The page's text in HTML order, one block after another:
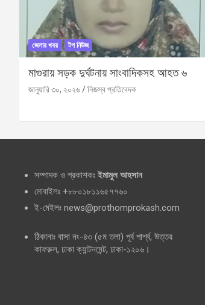
জেলার খবর টপ নিউজ
মাগুরায় সড়ক দুর্ঘটনায় সাংবাদিকসহ আহত ৬
জানুয়ারি ৩০, ২০২৬ নিজস্ব প্রতিবেদক
সম্পাদক ও প্রকাশকঃ ইমামুল আহসান
মোবাইলঃ +৮৮০১৮১১৬৫৭৭৬০
ই-মেইলঃ news@prothomprokash.com
ঠিকানাঃ বাসা নং-৪৩ (৫ম তলা) পূর্ব পার্শ্ব, উত্তর
কাফরুল, ঢাকা ক্যান্টনমেন্ট, ঢাকা-১২০৬।